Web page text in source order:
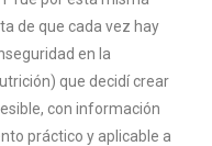
de que cada vez hay
en la
que decidí crear
con información
práctico y aplicable a